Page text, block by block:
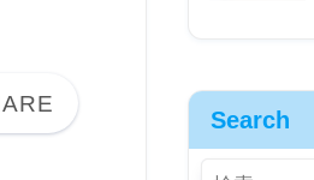
Search